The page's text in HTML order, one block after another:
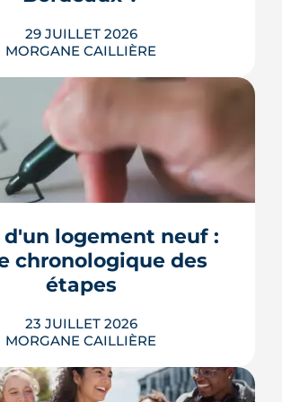
LIRE L'ARTICLE
29 JUILLET 2026
MORGANE CAILLIÈRE
rapporte une place de
Bordeaux ? Prix de location
calcul du rendement,
LIRE L'ARTICLE
logement neuf :
chronologique des
étapes
23 JUILLET 2026
MORGANE CAILLIÈRE